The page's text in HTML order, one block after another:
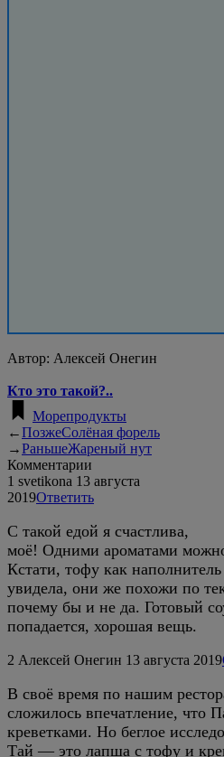
Автор: Алексей Онегин
Кто это такой?..
Морепродукты
←ПозжеСолёная форель
→РаньшеЖареный нут
Комментарии
1 svetikona 13 августа
2019Ответить
С такой едой я счастлива,
моё! Одними ароматами
Кстати, тофу как
увидела, они же похожи по
почему бы и не да. Готовый
попадается, хорошая вещь.
2 Алексей Онегин 13 августа 2019
В своё время по нашим
сложилось впечатление, что
креветками. Но беглое
Тай — это лапша с тофу и